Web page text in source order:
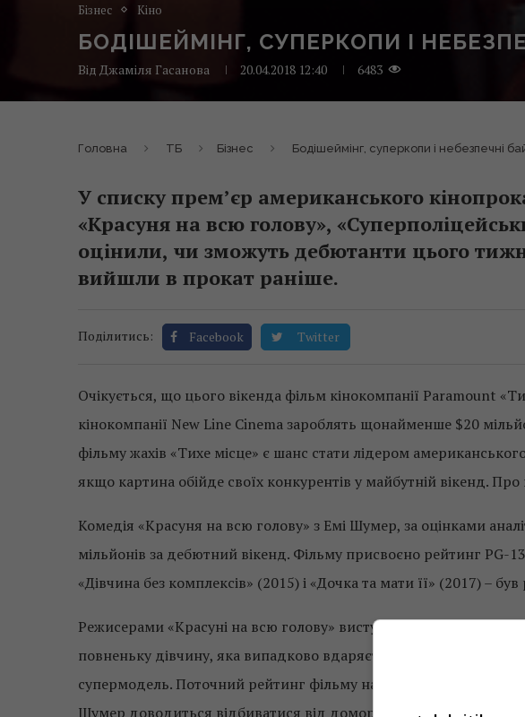
Бізнес Кіно
БОДІШЕЙМІНГ, СУПЕРКОПИ І
Від Джаміля Гасанова 20.04.2018 12:40 6483
Головна ТБ Бізнес Бодішеймінг, суперкопи і небезпечні
У списку прем’єр американського
«Красуня на всю голову»,
оцінили, чи зможуть дебютанти цього
вийшли в прокат раніше.
Поділитись: Facebook Twitter
Очікується, що цього вікенда фільм кінокомпанії Paramount
кінокомпанії New Line Cinema зароблять щонайменше $20
фільму жахів «Тихе місце» є шанс стати лідером
якщо картина обійде своїх конкурентів у майбутній вікенд.
Комедія «Красуня на всю голову» з Емі Шумер, за оцінками
мільйонів за дебютний вікенд. Фільму присвоєно рейтинг PG-
«Дівчина без комплексів» (2015) і «Дочка та мати її» (2017) –
Режисерами «Красуні на всю голову» виступили Еббі Кон та
повненьку дівчину, яка випадково вдаряється головою і
супермодель. Поточний рейтинг фільму на Rotten Tomatoes лише
Шумер доводиться відбиватися від доморощених критиків у